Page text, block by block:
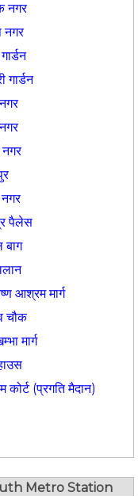
नगर
नगर
गार्डन
नगर
पैलेस
बाग
आश्रम मार्ग
चौक
मार्ग
कोर्ट (प्रगति मैदान)
Metro Station